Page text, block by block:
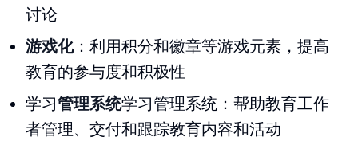
讨论
游戏化：利用积分和徽章等游戏元素，提高
教育的参与度和积极性
学习管理系统学习管理系统：帮助教育工作
者管理、交付和跟踪教育内容和活动